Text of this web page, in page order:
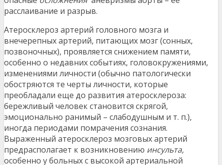
расслаивание и разрыв.
Атеросклероз артерий головного мозга и
внечерепных артерий, питающих мозг (сонных,
позвоночных), проявляется снижением памяти,
особенно о недавних событиях, головокружениями,
изменениями личности (обычно патологически
обостряются те черты личности, которые
преобладали еще до развития атеросклероза:
бережливый человек становится скрягой,
эмоционально ранимый – слабодушным и т. п.),
иногда периодами помрачения сознания.
Выраженный атеросклероз мозговых артерий
предрасполагает к возникновению инсульта,
особенно у больных с высокой артериальной